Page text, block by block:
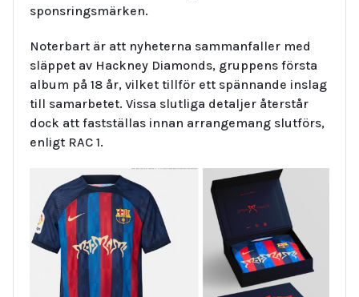
sponsringsmärken.
Noterbart är att nyheterna sammanfaller med
släppet av Hackney Diamonds, gruppens första
album på 18 år, vilket tillför ett spännande inslag
till samarbetet. Vissa slutliga detaljer återstår
dock att fastställas innan arrangemang slutförs,
enligt RAC 1.